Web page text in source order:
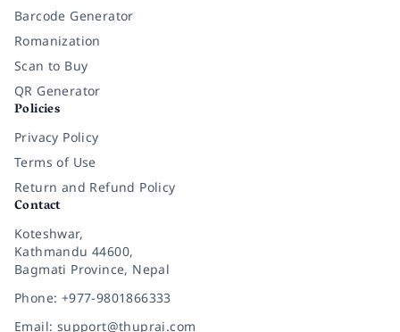
Barcode Generator
Romanization
Scan to Buy
QR Generator
Policies
Privacy Policy
Terms of Use
Return and Refund Policy
Contact
Koteshwar,
Kathmandu 44600,
Bagmati Province, Nepal
Phone: +977-9801866333
Email: support@thuprai.com